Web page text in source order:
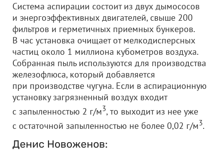
Система аспирации состоит из двух дымососов
и энергоэффективных двигателей, свыше 200
фильтров и герметичных приемных бункеров.
В час установка очищает от мелкодисперсных
частиц около 1 миллиона кубометров воздуха.
Собранная пыль используются для производства
железофлюса, который добавляется
при производстве чугуна. Если в аспирационную
установку загрязненный воздух входит
с запыленностью 2 г/м3, то выходит из нее уже
с остаточной запыленностью не более 0,02 г/м3.
Денис Новоженов: